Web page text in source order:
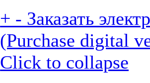
+ - Заказать
(Purchase digital
Click to collapse